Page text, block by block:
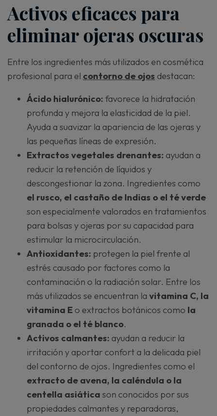
Activos eficaces para
eliminar ojeras oscuras
Entre los ingredientes más utilizados en cosmética
profesional para el contorno de ojos destacan:
Ácido hialurónico: favorece la hidratación
profunda y mejora la elasticidad de la piel.
Ayuda a suavizar la apariencia de las ojeras y
las pequeñas líneas de expresión.
Extractos vegetales drenantes: ayudan a
reducir la retención de líquidos y
descongestionar la zona. Ingredientes como
el rusco, el castaño de Indias o el té verde
son especialmente valorados en tratamientos
para bolsas y ojeras por su capacidad para
estimular la microcirculación.
Antioxidantes: protegen la piel frente al
estrés causado por factores como la
contaminación o la radiación solar. Entre los
más utilizados se encuentran la vitamina C, la
vitamina E o extractos botánicos como la
granada o el té blanco.
Activos calmantes: ayudan a reducir la
irritación y aportar confort a la delicada piel
del contorno de ojos. Ingredientes como el
extracto de avena, la caléndula o la
centella asiática son conocidos por sus
propiedades calmantes y reparadoras,